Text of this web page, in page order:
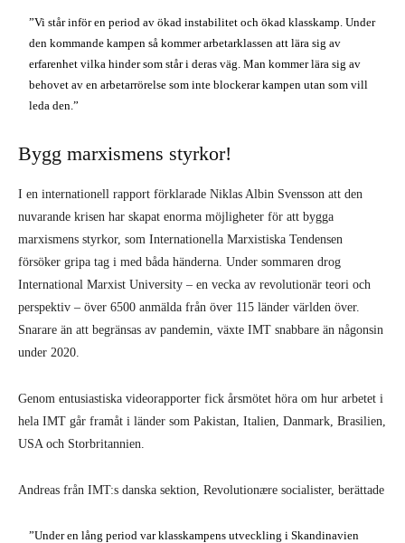
”Vi står inför en period av ökad instabilitet och ökad klasskamp. Under
den kommande kampen så kommer arbetarklassen att lära sig av
erfarenhet vilka hinder som står i deras väg. Man kommer lära sig av
behovet av en arbetarrörelse som inte blockerar kampen utan som vill
leda den.”
Bygg marxismens styrkor!
I en internationell rapport förklarade Niklas Albin Svensson att den
nuvarande krisen har skapat enorma möjligheter för att bygga
marxismens styrkor, som Internationella Marxistiska Tendensen
försöker gripa tag i med båda händerna. Under sommaren drog
International Marxist University – en vecka av revolutionär teori och
perspektiv – över 6500 anmälda från över 115 länder världen över.
Snarare än att begränsas av pandemin, växte IMT snabbare än någonsin
under 2020.
Genom entusiastiska videorapporter fick årsmötet höra om hur arbetet i
hela IMT går framåt i länder som Pakistan, Italien, Danmark, Brasilien,
USA och Storbritannien.
Andreas från IMT:s danska sektion, Revolutionære socialister, berättade
”Under en lång period var klasskampens utveckling i Skandinavien